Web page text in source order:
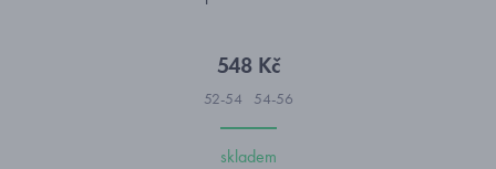
548 Kč
52-54 54-56
skladem